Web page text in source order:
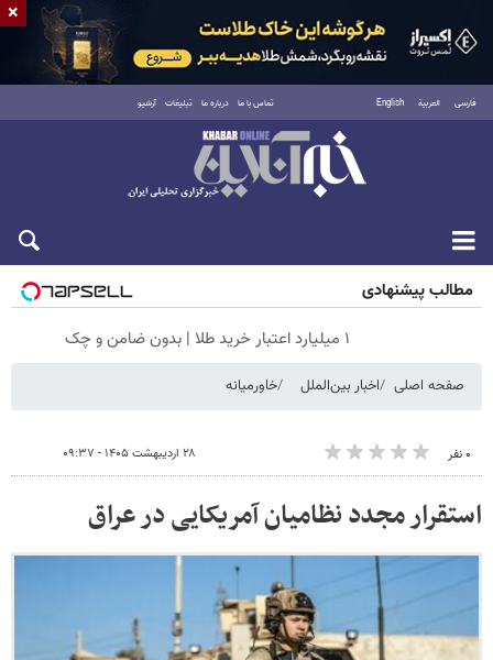
فارسی العربية English تماس با ما درباره ما تبلیغات آرشیو
شنبه ۱۷ مرداد ۱۴۰۵
مطالب پیشنهادی
۱ میلیارد اعتبار خرید طلا | بدون ضامن و چک
صفحه اصلی اخبار بین‌الملل خاورمیانه
۰ نفر ۲۸ اردیبهشت ۱۴۰۵ - ۰۹:۳۷
استقرار مجدد نظامیان آمریکایی در عراق
×